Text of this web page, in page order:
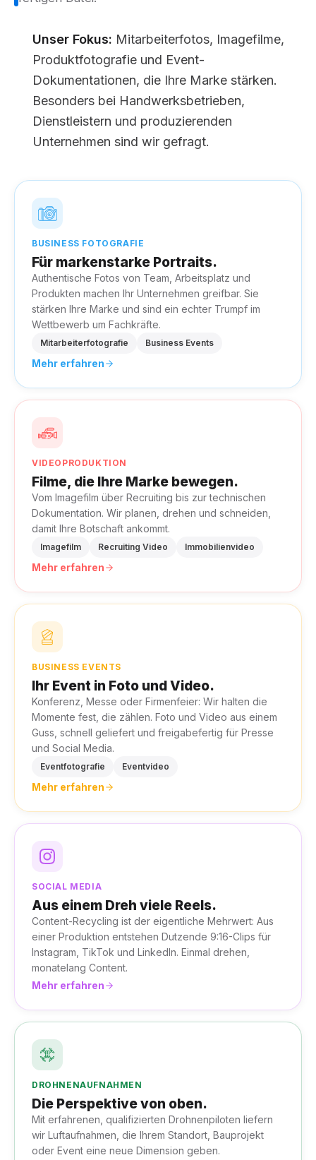
Unser Fokus: Mitarbeiterfotos, Imagefilme,
Produktfotografie und Event-
Dokumentationen, die Ihre Marke stärken.
Besonders bei Handwerksbetrieben,
Dienstleistern und produzierenden
Unternehmen sind wir gefragt.
BUSINESS FOTOGRAFIE
Für markenstarke Portraits.
Authentische Fotos von Team, Arbeitsplatz und
Produkten machen Ihr Unternehmen greifbar. Sie
stärken Ihre Marke und sind ein echter Trumpf im
Wettbewerb um Fachkräfte.
Mitarbeiterfotografie Business Events
Mehr erfahren
VIDEOPRODUKTION
Filme, die Ihre Marke bewegen.
Vom Imagefilm über Recruiting bis zur technischen
Dokumentation. Wir planen, drehen und schneiden,
damit Ihre Botschaft ankommt.
Imagefilm Recruiting Video Immobilienvideo
Mehr erfahren
BUSINESS EVENTS
Ihr Event in Foto und Video.
Konferenz, Messe oder Firmenfeier: Wir halten die
Momente fest, die zählen. Foto und Video aus einem
Guss, schnell geliefert und freigabefertig für Presse
und Social Media.
Eventfotografie Eventvideo
Mehr erfahren
SOCIAL MEDIA
Aus einem Dreh viele Reels.
Content-Recycling ist der eigentliche Mehrwert: Aus
einer Produktion entstehen Dutzende 9:16-Clips für
Instagram, TikTok und LinkedIn. Einmal drehen,
monatelang Content.
Mehr erfahren
DROHNENAUFNAHMEN
Die Perspektive von oben.
Mit erfahrenen, qualifizierten Drohnenpiloten liefern
wir Luftaufnahmen, die Ihrem Standort, Bauprojekt
oder Event eine neue Dimension geben.